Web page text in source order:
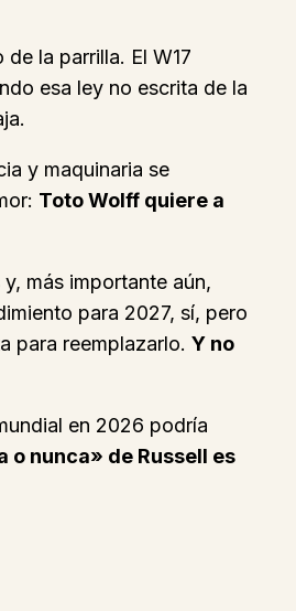
la parrilla. El W17
esa ley no escrita de la
y maquinaria se
Toto Wolff quiere a
más importante aún,
para 2027, sí, pero
para reemplazarlo. Y no
en 2026 podría
o nunca» de Russell es